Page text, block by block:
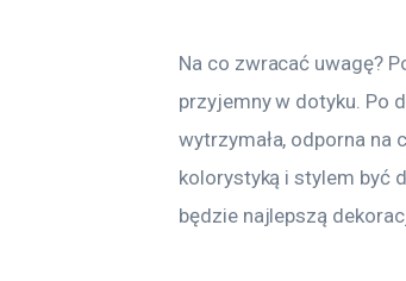
Na co zwracać uwagę?
przyjemny w dotyku. Po
wytrzymała, odporna na
kolorystyką i stylem być
będzie najlepszą